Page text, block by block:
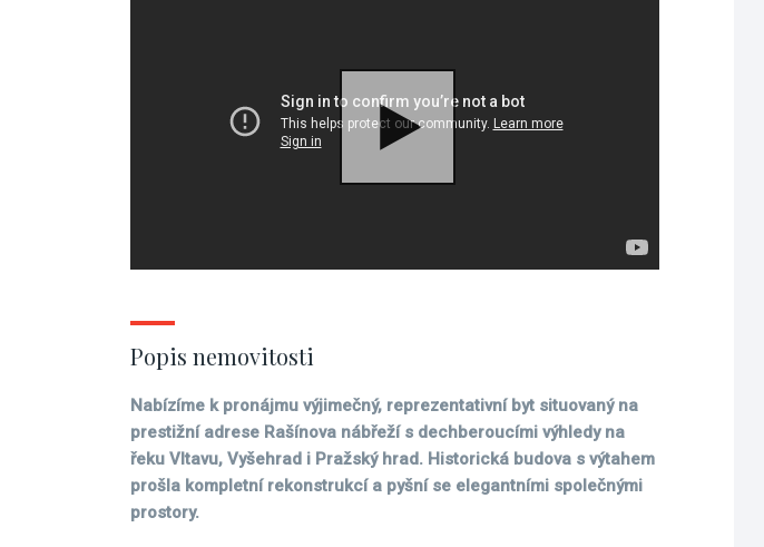
Popis nemovitosti
Nabízíme k pronájmu výjimečný, reprezentativní byt situovaný na
prestižní adrese Rašínova nábřeží s dechberoucími výhledy na
řeku Vltavu, Vyšehrad i Pražský hrad. Historická budova s výtahem
prošla kompletní rekonstrukcí a pyšní se elegantními společnými
prostory.